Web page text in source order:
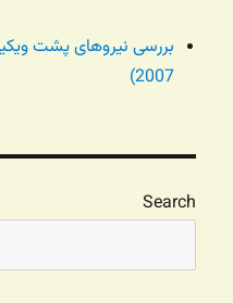
2007)
Search